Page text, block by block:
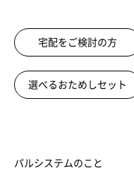
宅配をご検討の方
選べるおためしセット
パルシステムのこと